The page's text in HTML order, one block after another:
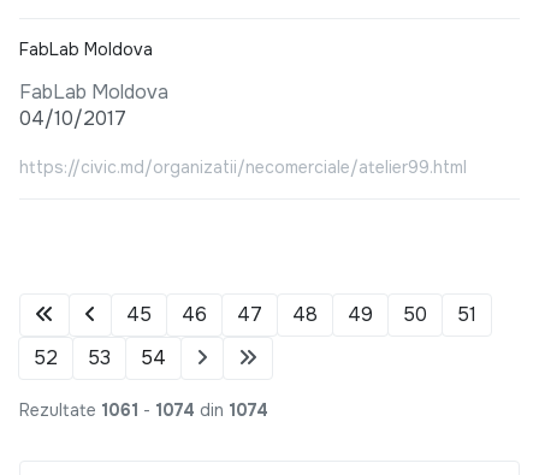
FabLab Moldova
FabLab Moldova
04/10/2017
https://civic.md/organizatii/necomerciale/atelier99.html
45 46 47 48 49 50
51
52
53 54
Rezultate 1061 - 1074 din 1074